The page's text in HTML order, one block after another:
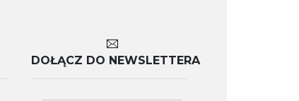
DOŁĄCZ DO NEWSLETTERA